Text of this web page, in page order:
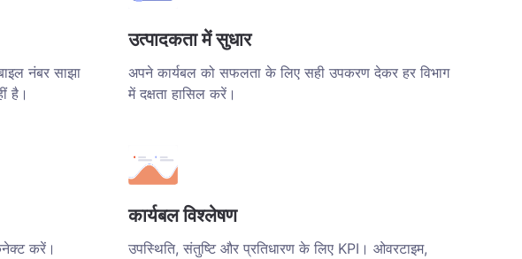
नंबर साझा
है।
उत्पादकता में सुधार
अपने कार्यबल को सफलता के लिए सही उपकरण देकर हर विभाग
में दक्षता हासिल करें।
करें।
कार्यबल विश्लेषण
उपस्थिति, संतुष्टि और प्रतिधारण के लिए KPI। ओवरटाइम,